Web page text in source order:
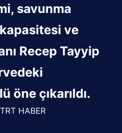
savunma
ve
Recep Tayyip
öne çıkarıldı.
HABER